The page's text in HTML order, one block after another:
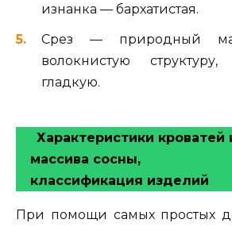
изнанка — бархатистая.
Срез — природный
волокнистую
гладкую.
Характеристики кроватей
массива сосны,
классификация изделий
При помощи самых простых